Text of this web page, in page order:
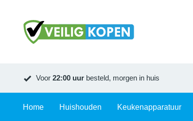
Voor 22:00 uur besteld, morgen in huis
Home Huishouden Keukenapparatuur